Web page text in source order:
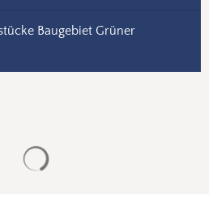
Baugebiet Grüner